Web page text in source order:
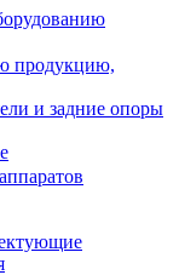
продукцию,
и задние опоры